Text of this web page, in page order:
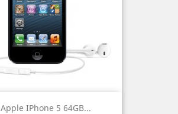
Apple IPhone 5 64GB...